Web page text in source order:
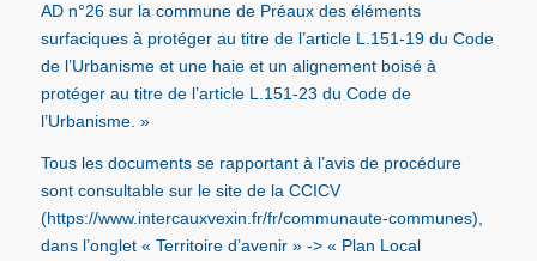
AD n°26 sur la commune de Préaux des éléments
surfaciques à protéger au titre de l’article L.151-19 du Code
de l’Urbanisme et une haie et un alignement boisé à
protéger au titre de l’article L.151-23 du Code de
l’Urbanisme. »
Tous les documents se rapportant à l’avis de procédure
sont consultable sur le site de la CCICV
(https://www.intercauxvexin.fr/fr/communaute-communes),
dans l’onglet « Territoire d’avenir » -> « Plan Local